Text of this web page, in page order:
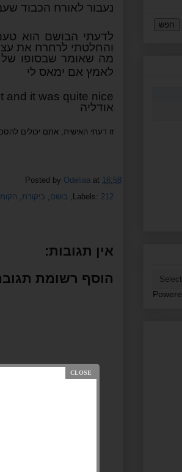
נעבור לאורח הכבוד
לדעתי הבושם הוא
והחלטתי לרחרח את
מה שאומר שבסופו
לאמץ אם ימאס לי
and it was quite nice
אודליה
זו דעתי האישית, אתם יכולים
Posted by Odeliaa at 16:58
Labels: 212 בושם ביקורת
אין תגובות:
הוסף רשומת